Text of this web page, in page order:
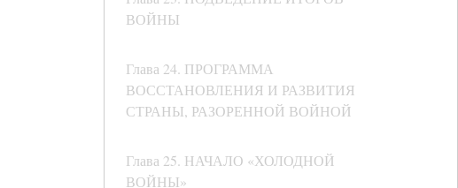
ВОЙНЫ
Глава 24. ПРОГРАММА
ВОССТАНОВЛЕНИЯ И РАЗВИТИЯ
СТРАНЫ, РАЗОРЕННОЙ ВОЙНОЙ
Глава 25. НАЧАЛО «ХОЛОДНОЙ
ВОЙНЫ»